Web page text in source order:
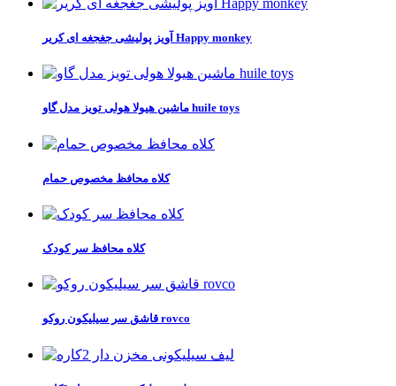
آویز پولیشی جغجغه ای کریر Happy monkey
ماشین هیولا هولی تویز مدل گاو huile toys
کلاه محافظ مخصوص حمام
کلاه محافظ سر کودک
قاشق سر سیلیکون روکو rovco